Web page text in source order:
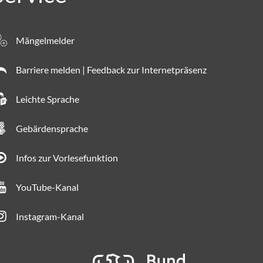
Mängelmelder
Barriere melden | Feedback zur Internetpräsenz
Leichte Sprache
Gebärdensprache
Infos zur Vorlesefunktion
YouTube-Kanal
Instagram-Kanal